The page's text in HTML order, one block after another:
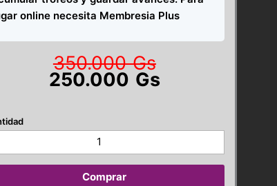
online necesita Membresia Plus
350.000Gs
Original
price
Gs.
250.000 Gs
Current
price
Gs.
Comprar